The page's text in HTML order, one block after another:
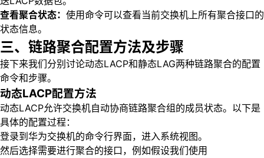
查看聚合状态： 使用命令可以查看当前交换机上所有聚合接口的
状态信息。
三、链路聚合配置方法及步骤
接下来我们分别讨论动态LACP和静态LAG两种链路聚合的配置
命令和步骤。
动态LACP配置方法
动态LACP允许交换机自动协商链路聚合组的成员状态。以下是
具体的配置过程：
登录到华为交换机的命令行界面，进入系统视图。
然后选择需要进行聚合的接口，例如假设我们使用